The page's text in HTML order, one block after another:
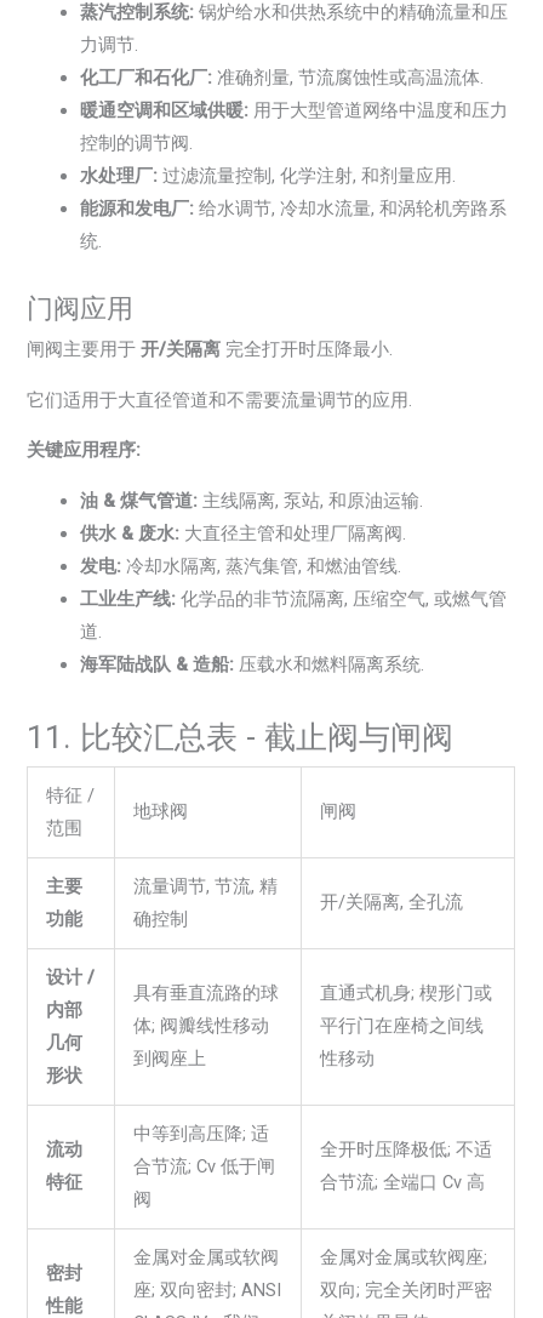
蒸汽控制系统: 锅炉给水和供热系统中的精确流量和压
力调节.
化工厂和石化厂: 准确剂量, 节流腐蚀性或高温流体.
暖通空调和区域供暖: 用于大型管道网络中温度和压力
控制的调节阀.
水处理厂: 过滤流量控制, 化学注射, 和剂量应用.
能源和发电厂: 给水调节, 冷却水流量, 和涡轮机旁路系
统.
门阀应用
闸阀主要用于开/关隔离 完全打开时压降最小.
它们适用于大直径管道和不需要流量调节的应用.
关键应用程序:
油 & 煤气管道: 主线隔离, 泵站, 和原油运输.
供水 & 废水: 大直径主管和处理厂隔离阀.
发电: 冷却水隔离, 蒸汽集管, 和燃油管线.
工业生产线: 化学品的非节流隔离, 压缩空气, 或燃气管
道.
海军陆战队 & 造船: 压载水和燃料隔离系统.
11. 比较汇总表 - 截止阀与闸阀
特征 /
范围
地球阀 闸阀
主要
功能
流量调节, 节流, 精
确控制
开/关隔离, 全孔流
设计 /
内部
几何
形状
具有垂直流路的球
体; 阀瓣线性移动
到阀座上
直通式机身; 楔形门或
平行门在座椅之间线
性移动
流动
特征
中等到高压降; 适
合节流; Cv 低于闸
阀
全开时压降极低; 不适
合节流; 全端口 Cv 高
密封
性能
金属对金属或软阀
座; 双向密封; ANSI
金属对金属或软阀座;
双向; 完全关闭时严密